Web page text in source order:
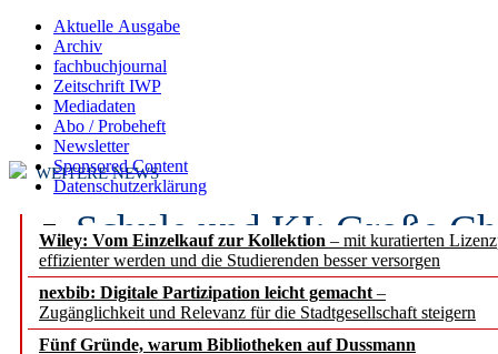
Aktuelle Ausgabe
Archiv
fachbuchjournal
Zeitschrift IWP
Mediadaten
Abo / Probeheft
Newsletter
Sponsored Content
Datenschutzerklärung
Wiley: Vom Einzelkauf zur Kollektion – mit kuratierten
effizienter werden und die Studierenden besser versorgen
nexbib: Digitale Partizipation leicht gemacht –
Zugänglichkeit und Relevanz für die Stadtgesellschaft steigern
Fünf Gründe, warum Bibliotheken auf Dussmann
WEITERE NEWS
Schule und KI: Große
Voraussetzungen
Erfolgreiches erstes